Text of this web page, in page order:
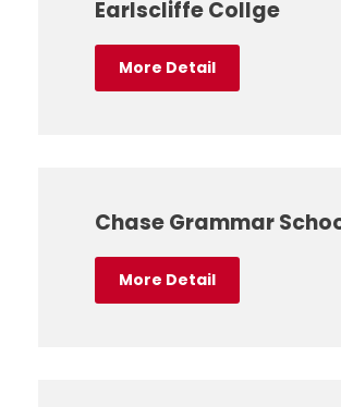
Earlscliffe Collge
More Detail
Chase Grammar
More Detail